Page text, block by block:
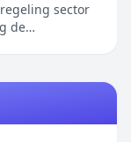
sector
de
Overheid.